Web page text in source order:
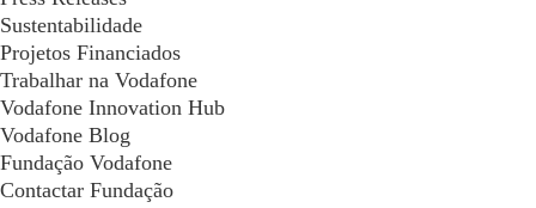
Sustentabilidade
Projetos Financiados
Trabalhar na Vodafone
Vodafone Innovation Hub
Vodafone Blog
Fundação Vodafone
Contactar Fundação